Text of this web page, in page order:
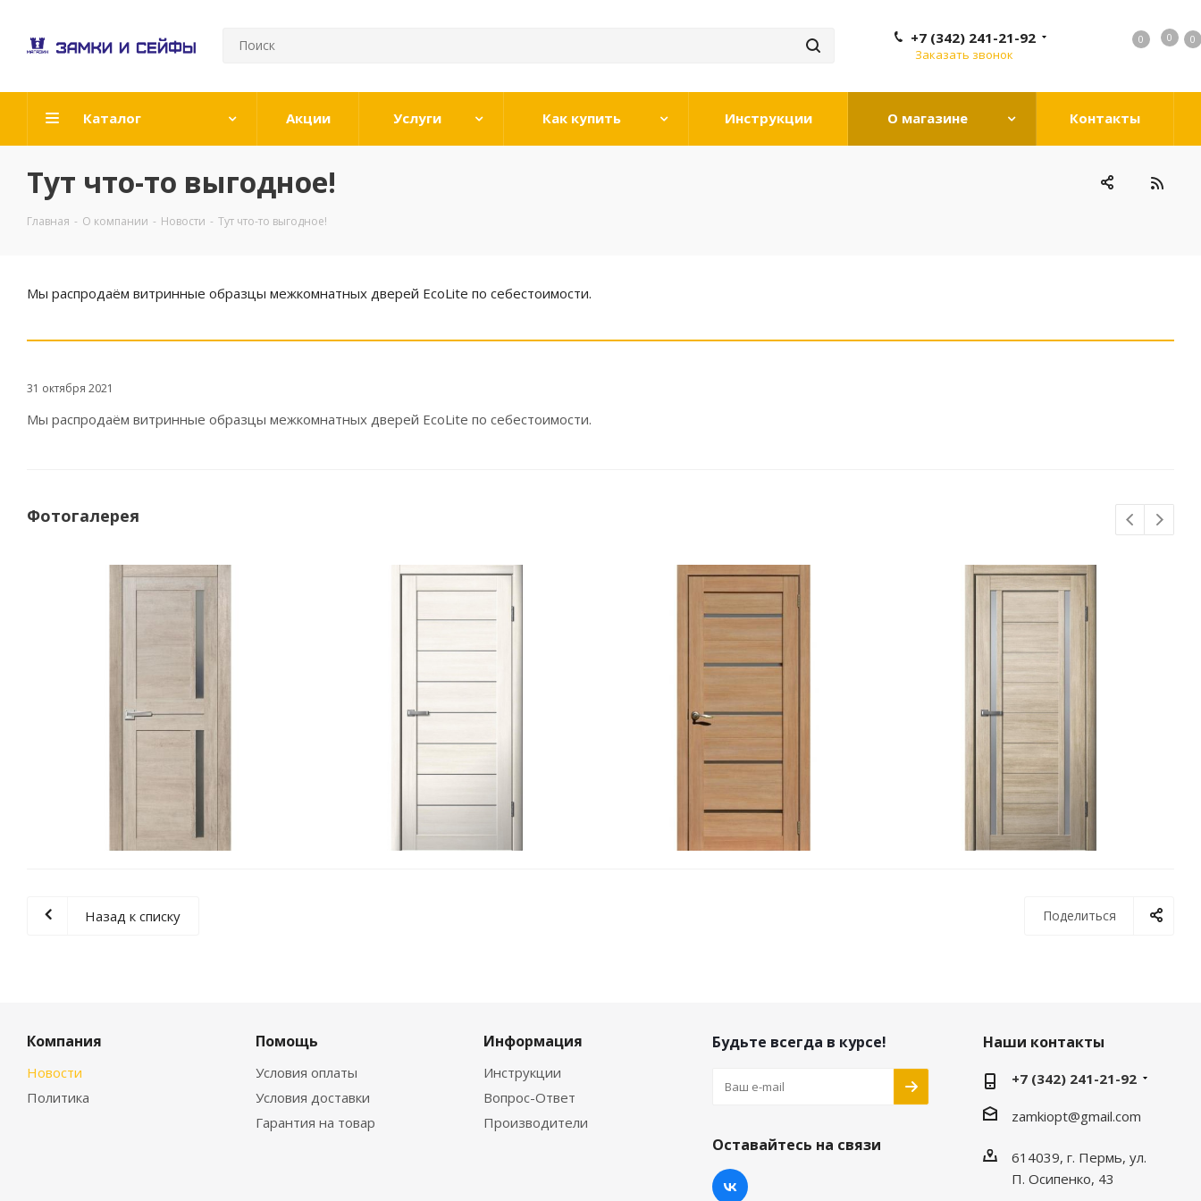
0 0 0
0
+7 (342) 241-21-92
Заказать звонок
Каталог Акции Услуги Как купить Инструкции О магазине Контакты
Тут что-то выгодное!
Главная - О компании - Новости - Тут что-то выгодное!
Мы распродаём витринные образцы межкомнатных дверей EcoLite по себестоимости.
31 октября 2021
Мы распродаём витринные образцы межкомнатных дверей EcoLite по себестоимости.
Фотогалерея
Поделиться
Назад к списку
Компания
Новости
Политика
Помощь
Условия оплаты
Условия доставки
Гарантия на товар
Информация
Инструкции
Вопрос-Ответ
Производители
Будьте всегда в курсе!
Оставайтесь на связи
Наши контакты
+7 (342) 241-21-92
zamkiopt@gmail.com
614039, г. Пермь, ул.
П. Осипенко, 43